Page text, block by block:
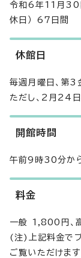
令和6年11月30
休日） 67日間
休館日
毎週月曜日、第3
ただし、2月24日
開館時間
午前9時30分か
料金
一般 1,800円、
(注)上記料金で
ご覧いただけます